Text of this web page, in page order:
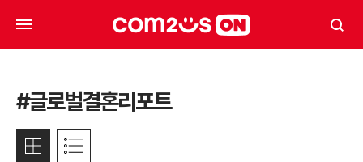
#글로벌결혼리포트